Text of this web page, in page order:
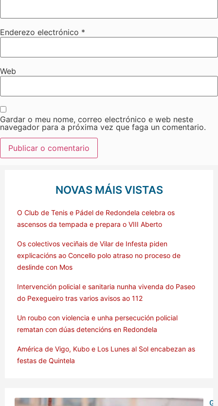
Enderezo electrónico *
Web
Gardar o meu nome, correo electrónico e web neste
navegador para a próxima vez que faga un comentario.
NOVAS MÁIS VISTAS
O Club de Tenis e Pádel de Redondela celebra os
ascensos da tempada e prepara o VIII Aberto
Os colectivos veciñais de Vilar de Infesta piden
explicacións ao Concello polo atraso no proceso de
deslinde con Mos
Intervención policial e sanitaria nunha vivenda do Paseo
do Pexegueiro tras varios avisos ao 112
Un roubo con violencia e unha persecución policial
rematan con dúas detencións en Redondela
América de Vigo, Kubo e Los Lunes al Sol encabezan as
festas de Quintela